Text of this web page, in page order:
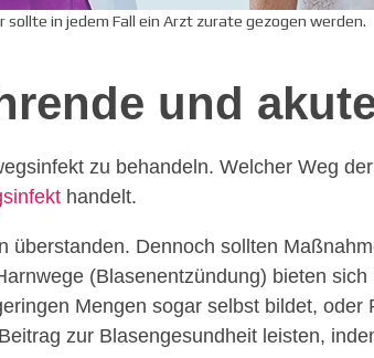
in jedem Fall ein Arzt zurate gezogen werden.
und
zu behandeln. Welcher Weg
handelt.
überstanden. Dennoch sollten
(Blasenentzündung) bieten
Mengen sogar selbst bildet,
zur Blasengesundheit leisten,